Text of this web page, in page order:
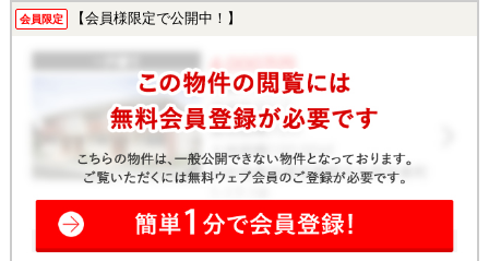
会員限定 【会員様限定で公開中！】